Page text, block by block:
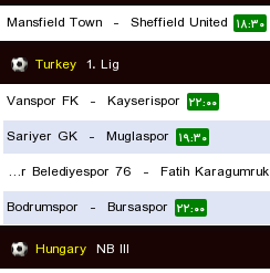
Mansfield Town - Sheffield United ۱۸:۳۰
Turkey 1. Lig
Vanspor FK - Kayserispor ۲۲:۰۰
Sariyer GK - Muglaspor ۱۹:۳۰
76 Igdir Belediyespor
- Fatih Karagumruk
Bodrumspor - Bursaspor ۲۲:۰۰
Hungary NB III